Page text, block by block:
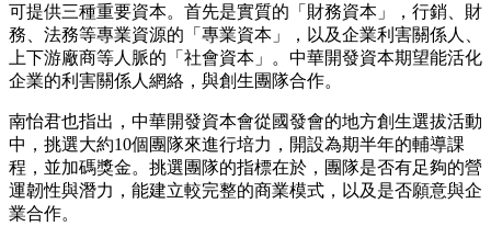
可提供三種重要資本。首先是實質的「財務資本」，行銷、財
務、法務等專業資源的「專業資本」，以及企業利害關係人、
上下游廠商等人脈的「社會資本」。中華開發資本期望能活化
企業的利害關係人網絡，與創生團隊合作。
南怡君也指出，中華開發資本會從國發會的地方創生選拔活動
中，挑選大約10個團隊來進行培力，開設為期半年的輔導課
程，並加碼獎金。挑選團隊的指標在於，團隊是否有足夠的營
運韌性與潛力，能建立較完整的商業模式，以及是否願意與企
業合作。